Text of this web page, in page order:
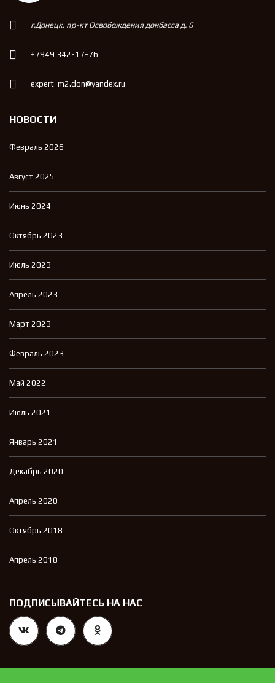
г.Донецк, пр-кт Освобождения донбасса д. 6
+7949 342-17-76
expert-m2.don@yandex.ru
НОВОСТИ
Февраль 2026
Август 2025
Июнь 2024
Октябрь 2023
Июль 2023
Апрель 2023
Март 2023
Февраль 2023
Май 2022
Июль 2021
Январь 2021
Декабрь 2020
Апрель 2020
Октябрь 2018
Апрель 2018
ПОДПИСЫВАЙТЕСЬ НА НАС